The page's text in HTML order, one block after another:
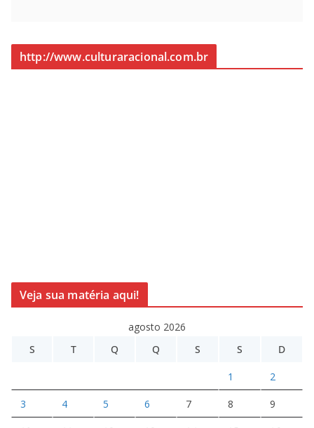
http://www.culturaracional.com.br
Veja sua matéria aqui!
agosto 2026
S
T Q Q S S D
1 2
3 4 5 6 7 8 9